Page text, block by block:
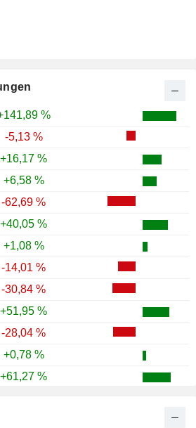
%
-5,13 %
+16,17 %
+6,58 %
-62,69 %
+40,05 %
+1,08 %
-14,01 %
-30,84 %
+51,95 %
-28,04 %
+0,78 %
+61,27 %